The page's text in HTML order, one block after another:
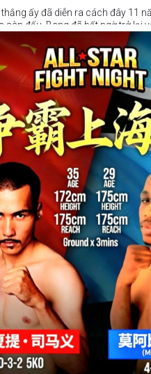
ấy đã diễn ra cách đây 11
sàn đấu, Bang đã bất ngờ trở lại
7.
Bằng quyết định chuyển sang
ngay lập tức tạo dấu ấn mạnh
năng của nước chủ nhà, Bang đã
để giành chiến thắng bằng
sẽ tiếp tục thượng đài tại Trigger
nơi cô hướng tới thành tích 2-0
khi chạm trán tay đấm người Ấn
đỉnh cao luôn đầy thử thách —
trong trận ra mắt cho thấy cô
hoàn toàn có thể trở thành một
vĩ đại nhất của đất nước.